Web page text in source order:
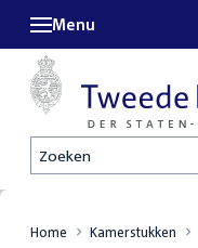
Zoeken
Menu
Home Kamerstukken